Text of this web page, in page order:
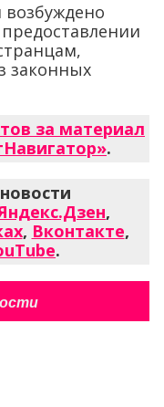
законных
за материал
.
,
, Вконтакте,
.